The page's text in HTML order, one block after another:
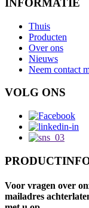
INFORMATIE
Thuis
Producten
Over ons
Nieuws
Neem contact
VOLG ONS
Voor vragen over
mailadres